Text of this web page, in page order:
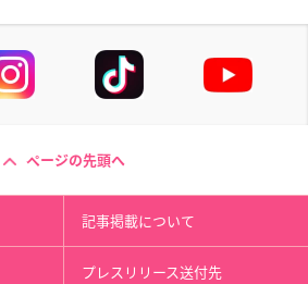
ページの先頭へ
記事掲載について
プレスリリース送付先